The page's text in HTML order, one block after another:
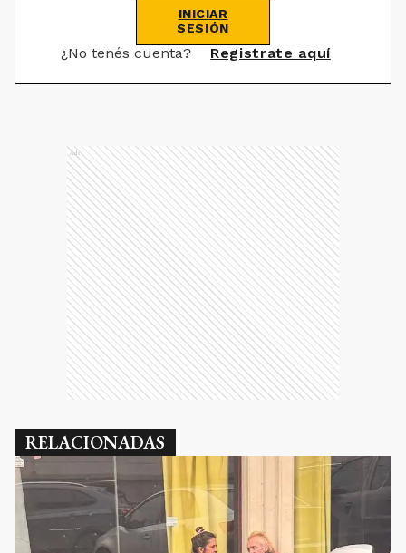
INICIAR
SESIÓN
¿No tenés cuenta? Registrate aquí
Ads
RELACIONADAS